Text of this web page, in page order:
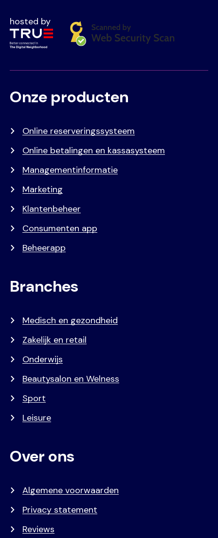
hosted by
Voet
Primair
Onze producten
Online reserveringssysteem
Online betalingen en kassasysteem
Managementinformatie
Marketing
Klantenbeheer
Consumenten app
Beheerapp
Branches
Medisch en gezondheid
Zakelijk en retail
Onderwijs
Beautysalon en Welness
Sport
Leisure
Over ons
Algemene voorwaarden
Privacy statement
Reviews